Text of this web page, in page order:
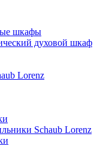
шкафы
духовой шкаф
Lorenz
Schaub Lorenz